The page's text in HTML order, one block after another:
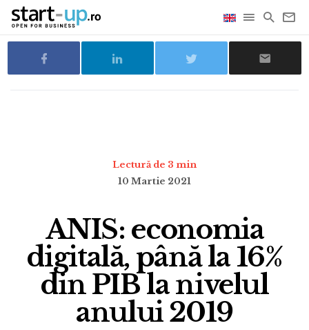
Lectură de 3 min
10 Martie 2021
ANIS: economia
digitală, până la 16%
din PIB la nivelul
anului 2019